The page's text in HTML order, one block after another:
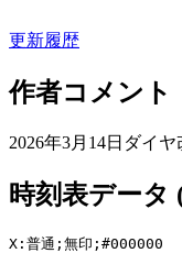
更新履歴
作者コメント
2026年3月14日ダイヤ
時刻表データ
X:普通;無印;#000000